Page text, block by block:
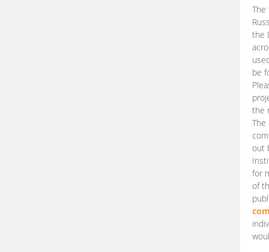
The
the
be
the
The
out
for
of